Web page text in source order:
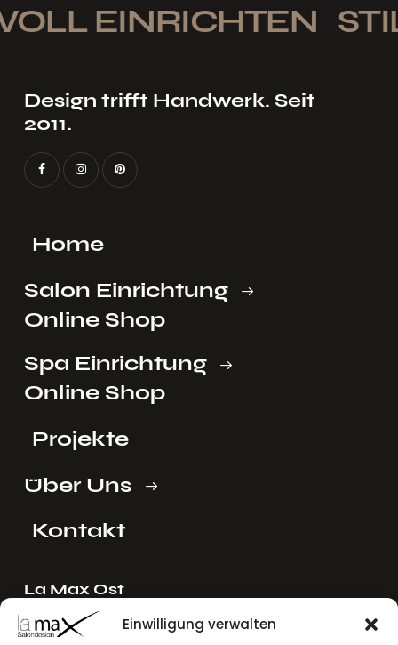
Einwilligung verwalten
EINRICHTEN
Design trifft Handwerk. Seit
2011.
Home
Salon Einrichtung
Online Shop
Spa Einrichtung
Online Shop
Projekte
Über Uns
Kontakt
La Max Ost
Ing. Reinhard Mayer e.U.